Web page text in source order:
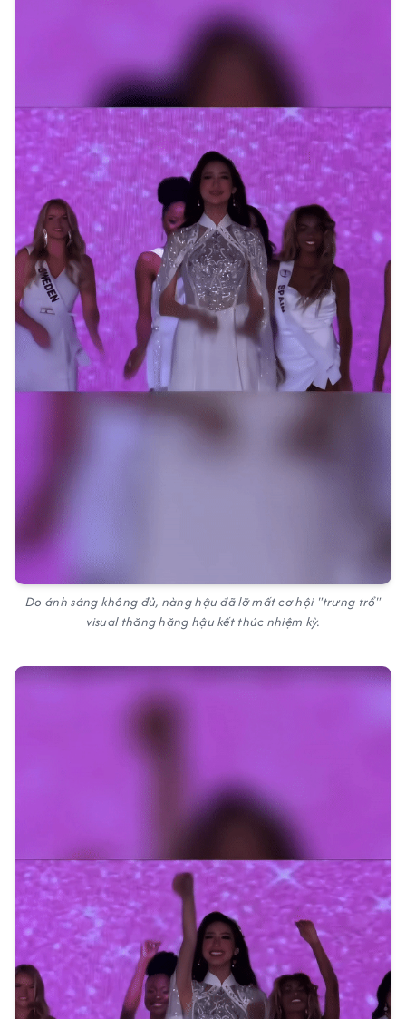
Do ánh sáng không đủ, nàng hậu đã lỡ mất cơ hội "trưng trổ"
visual thăng hặng hậu kết thúc nhiệm kỳ.